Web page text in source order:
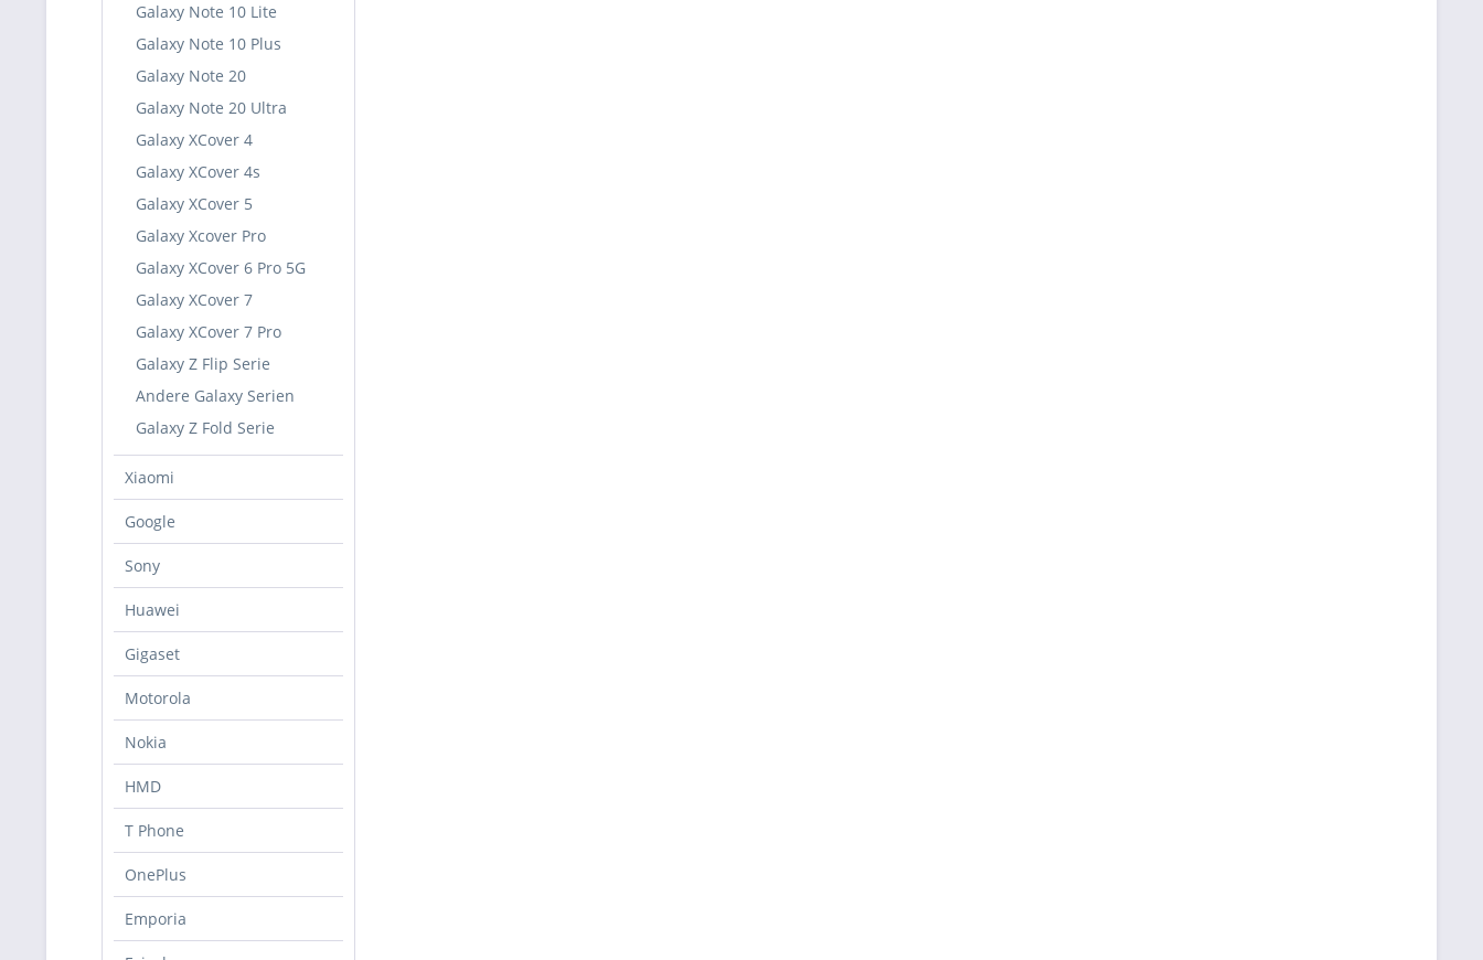
Galaxy Note 10 Lite
Galaxy Note 10 Plus
Galaxy Note 20
Galaxy Note 20 Ultra
Galaxy XCover 4
Galaxy XCover 4s
Galaxy XCover 5
Galaxy Xcover Pro
Galaxy XCover 6 Pro 5G
Galaxy XCover 7
Galaxy XCover 7 Pro
Galaxy Z Flip Serie
Andere Galaxy Serien
Galaxy Z Fold Serie
Xiaomi
Google
Sony
Huawei
Gigaset
Motorola
Nokia
HMD
T Phone
OnePlus
Emporia